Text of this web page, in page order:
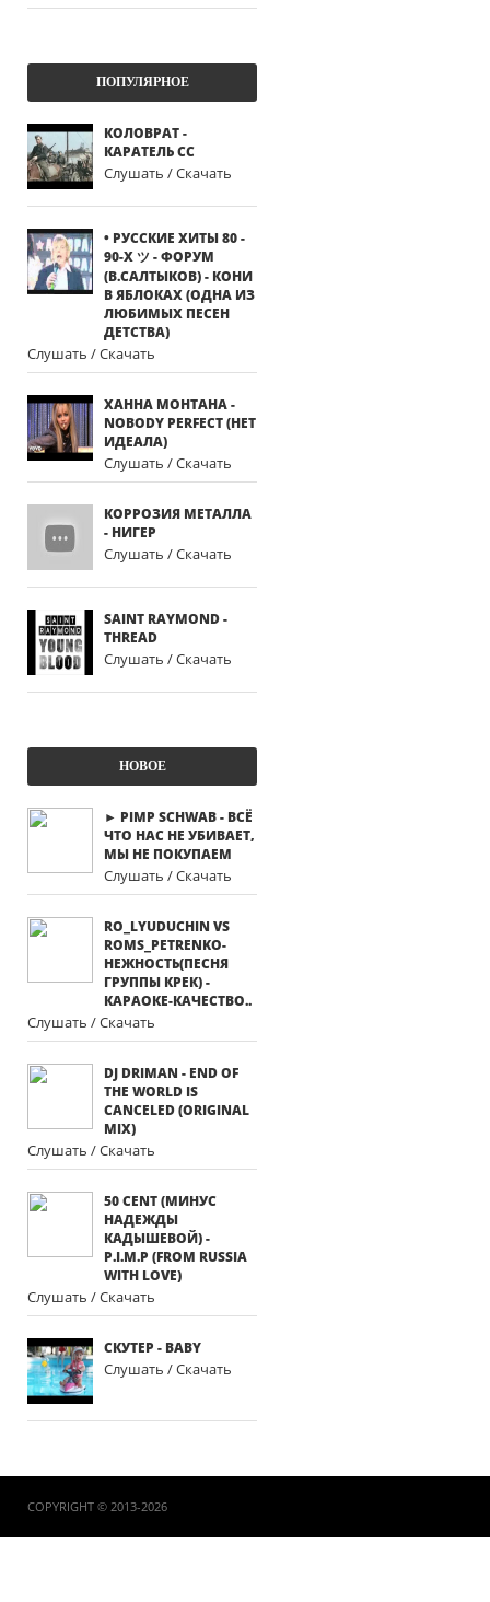
ПОПУЛЯРНОЕ
КОЛОВРАТ -
КАРАТЕЛЬ СС
Слушать / Скачать
• РУССКИЕ ХИТЫ 80 -
90-Х ツ - ФОРУМ
(В.САЛТЫКОВ) - КОНИ
В ЯБЛОКАХ (ОДНА ИЗ
ЛЮБИМЫХ ПЕСЕН
ДЕТСТВА)
Слушать / Скачать
ХАННА МОНТАНА -
NOBODY PERFECT (НЕТ
ИДЕАЛА)
Слушать / Скачать
КОРРОЗИЯ МЕТАЛЛА
- НИГЕР
Слушать / Скачать
SAINT RAYMOND -
THREAD
Слушать / Скачать
НОВОЕ
► PIMP SCHWAB - ВСЁ
ЧТО НАС НЕ УБИВАЕТ,
МЫ НЕ ПОКУПАЕМ
Слушать / Скачать
RO_LYUDUCHIN VS
ROMS_PETRENKO-
НЕЖНОСТЬ(ПЕСНЯ
ГРУППЫ КРЕК) -
КАРАОКЕ-КАЧЕСТВО..
Слушать / Скачать
DJ DRIMAN - END OF
THE WORLD IS
CANCELED (ORIGINAL
MIX)
Слушать / Скачать
50 CENT (МИНУС
НАДЕЖДЫ
КАДЫШЕВОЙ) -
P.I.M.P (FROM RUSSIA
WITH LOVE)
Слушать / Скачать
СКУТЕР - BАBY
Слушать / Скачать
COPYRIGHT © 2013-2026